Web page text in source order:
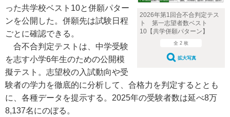
2026年第1回合不合判定テス
ト 第一志望者数ベスト
10【共学併願パターン】
全 2 枚
拡大写真
った共学校ベスト10と併願パター
ンを公開した。併願先は試験日程
ごとに確認できる。
合不合判定テストは、中学受験
を志す小学6年生のための公開模
擬テスト。志望校の入試動向や受
験者の学力を徹底的に分析して、合格力を判定するととも
に、各種データを提示する。2025年の受験者数は延べ8万
8,137名にのぼる。